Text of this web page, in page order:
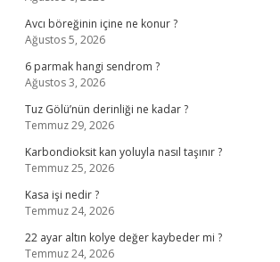
Avcı böreğinin içine ne konur ?
Ağustos 5, 2026
6 parmak hangi sendrom ?
Ağustos 3, 2026
Tuz Gölü’nün derinliği ne kadar ?
Temmuz 29, 2026
Karbondioksit kan yoluyla nasıl taşınır ?
Temmuz 25, 2026
Kasa işi nedir ?
Temmuz 24, 2026
22 ayar altın kolye değer kaybeder mi ?
Temmuz 24, 2026